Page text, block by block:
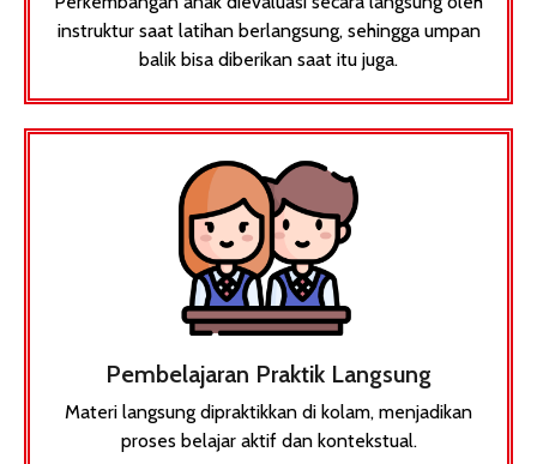
instruktur saat latihan berlangsung, sehingga umpan
balik bisa diberikan saat itu juga.
Pembelajaran Praktik Langsung
Materi langsung dipraktikkan di kolam, menjadikan
proses belajar aktif dan kontekstual.